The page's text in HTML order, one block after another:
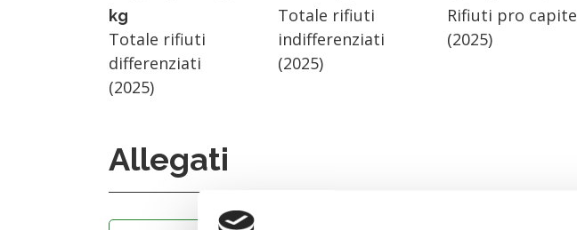
kg
Totale rifiuti
differenziati
(2025)
Totale rifiuti
indifferenziati
(2025)
Rifiuti pro capite
(2025)
Allegati